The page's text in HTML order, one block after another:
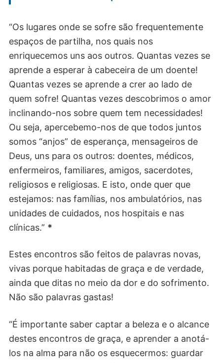
“Os lugares onde se sofre são frequentemente
espaços de partilha, nos quais nos
enriquecemos uns aos outros. Quantas vezes se
aprende a esperar à cabeceira de um doente!
Quantas vezes se aprende a crer ao lado de
quem sofre! Quantas vezes descobrimos o amor
inclinando-nos sobre quem tem necessidades!
Ou seja, apercebemo-nos de que todos juntos
somos “anjos” de esperança, mensageiros de
Deus, uns para os outros: doentes, médicos,
enfermeiros, familiares, amigos, sacerdotes,
religiosos e religiosas. E isto, onde quer que
estejamos: nas famílias, nos ambulatórios, nas
unidades de cuidados, nos hospitais e nas
clínicas.” *
Estes encontros são feitos de palavras novas,
vivas porque habitadas de graça e de verdade,
ainda que ditas no meio da dor e do sofrimento.
Não são palavras gastas!
“É importante saber captar a beleza e o alcance
destes encontros de graça, e aprender a anotá-
los na alma para não os esquecermos: guardar